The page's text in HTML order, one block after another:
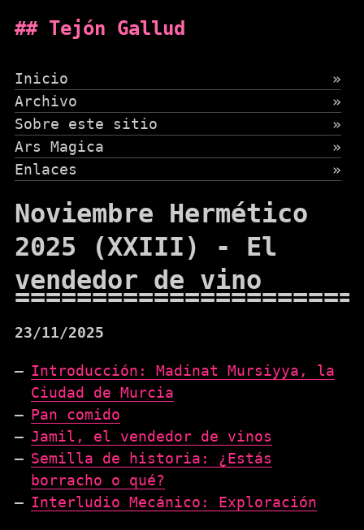
Tejón Gallud
Inicio
»
Archivo
»
Sobre este sitio
»
Ars Magica
»
Enlaces
»
Noviembre Hermético
2025 (XXIII) - El
vendedor de vino
23/11/2025
Introducción: Madinat Mursiyya, la
Ciudad de Murcia
Pan comido
Jamil, el vendedor de vinos
Semilla de historia: ¿Estás
borracho o qué?
Interludio Mecánico: Exploración